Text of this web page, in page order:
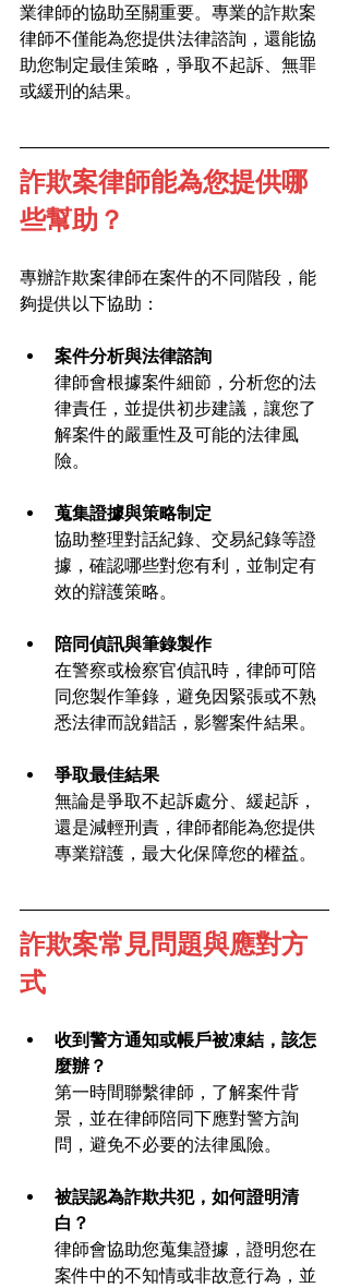
業律師的協助至關重要。專業的詐欺案
律師不僅能為您提供法律諮詢，還能協
助您制定最佳策略，爭取不起訴、無罪
或緩刑的結果。
詐欺案律師能為您提供哪
些幫助？
專辦詐欺案律師在案件的不同階段，能
夠提供以下協助：
案件分析與法律諮詢
律師會根據案件細節，分析您的法
律責任，並提供初步建議，讓您了
解案件的嚴重性及可能的法律風
險。
蒐集證據與策略制定
協助整理對話紀錄、交易紀錄等證
據，確認哪些對您有利，並制定有
效的辯護策略。
陪同偵訊與筆錄製作
在警察或檢察官偵訊時，律師可陪
同您製作筆錄，避免因緊張或不熟
悉法律而說錯話，影響案件結果。
爭取最佳結果
無論是爭取不起訴處分、緩起訴，
還是減輕刑責，律師都能為您提供
專業辯護，最大化保障您的權益。
詐欺案常見問題與應對方
式
收到警方通知或帳戶被凍結，該怎
麼辦？
第一時間聯繫律師，了解案件背
景，並在律師陪同下應對警方詢
問，避免不必要的法律風險。
被誤認為詐欺共犯，如何證明清
白？
律師會協助您蒐集證據，證明您在
案件中的不知情或非故意行為，並